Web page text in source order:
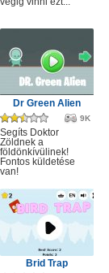
Dr Green Alien
9K
Segíts Doktor
Zöldnek a
földönkívülinek!
Fontos küldetése
van!
Brid Trap